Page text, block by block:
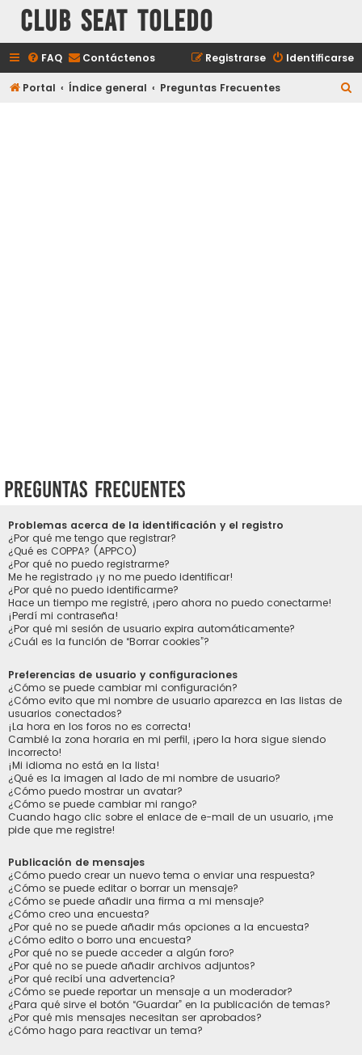
Club Seat Toledo
FAQ Contáctenos Identificarse
Registrarse
Portal Índice general Preguntas Frecuentes
Preguntas Frecuentes
Problemas acerca de la identificación y el registro
¿Por qué me tengo que registrar?
¿Qué es COPPA? (APPCO)
¿Por qué no puedo registrarme?
Me he registrado ¡y no me puedo identificar!
¿Por qué no puedo identificarme?
Hace un tiempo me registré, ¡pero ahora no puedo conectarme!
¡Perdí mi contraseña!
¿Por qué mi sesión de usuario expira automáticamente?
¿Cuál es la función de “Borrar cookies”?
Preferencias de usuario y configuraciones
¿Cómo se puede cambiar mi configuración?
¿Cómo evito que mi nombre de usuario aparezca en las listas de
usuarios conectados?
¡La hora en los foros no es correcta!
Cambié la zona horaria en mi perfil, ¡pero la hora sigue siendo
incorrecto!
¡Mi idioma no está en la lista!
¿Qué es la imagen al lado de mi nombre de usuario?
¿Cómo puedo mostrar un avatar?
¿Cómo se puede cambiar mi rango?
Cuando hago clic sobre el enlace de e-mail de un usuario, ¡me
pide que me registre!
Publicación de mensajes
¿Cómo puedo crear un nuevo tema o enviar una respuesta?
¿Cómo se puede editar o borrar un mensaje?
¿Cómo se puede añadir una firma a mi mensaje?
¿Cómo creo una encuesta?
¿Por qué no se puede añadir más opciones a la encuesta?
¿Cómo edito o borro una encuesta?
¿Por qué no se puede acceder a algún foro?
¿Por qué no se puede añadir archivos adjuntos?
¿Por qué recibí una advertencia?
¿Cómo se puede reportar un mensaje a un moderador?
¿Para qué sirve el botón “Guardar” en la publicación de temas?
¿Por qué mis mensajes necesitan ser aprobados?
¿Cómo hago para reactivar un tema?